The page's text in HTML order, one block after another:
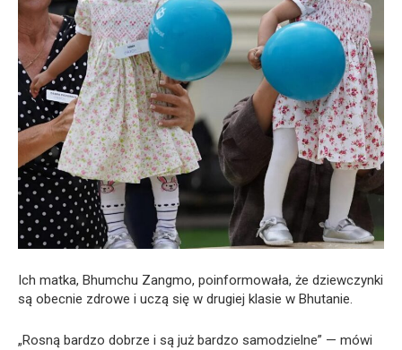
Ich matka, Bhumchu Zangmo, poinformowała, że dziewczynki
są obecnie zdrowe i uczą się w drugiej klasie w Bhutanie.
„Rosną bardzo dobrze i są już bardzo samodzielne” — mówi